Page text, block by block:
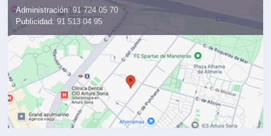
Administración: 91 724 05 70
Publicidad: 91 513 04 95